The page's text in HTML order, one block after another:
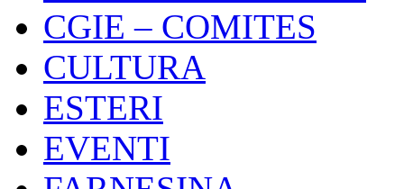
CGIE – COMITES
CULTURA
ESTERI
EVENTI